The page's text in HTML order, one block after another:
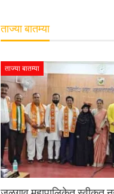
ताज्या बातम्या
ताज्या बातम्या